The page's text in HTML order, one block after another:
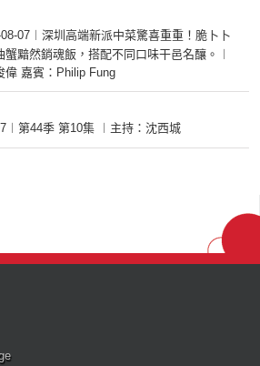
08-07︱深圳高端新派中菜驚喜重重！脆卜卜
黯然銷魂飯，搭配不同口味干邑名釀。︱
偉 嘉賓：Philip Fung
第44季 第10集 ︱主持：沈西城